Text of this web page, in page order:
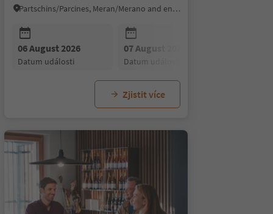
08 August 2026
datum události
09 August 2026
datum události
Partschins/Parcines, Meran/Merano and environs
06 August 2026
datum události
07 August 2026
datum události
Zjistit více